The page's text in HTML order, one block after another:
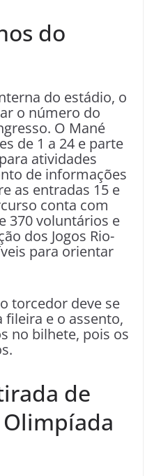
do
do estádio, o
o número do
O Mané
de 1 a 24 e parte
atividades
de informações
as entradas 15 e
conta com
370 voluntários e
dos Jogos Rio-
para orientar
torcedor deve se
e o assento,
no bilhete, pois os
de